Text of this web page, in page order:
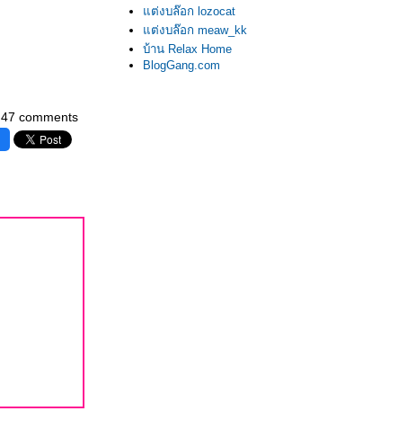
47 comments
ต่งบล๊อก lozocat
ต่งบล๊อก meaw_kk
บ้าน Relax Home
BlogGang.com